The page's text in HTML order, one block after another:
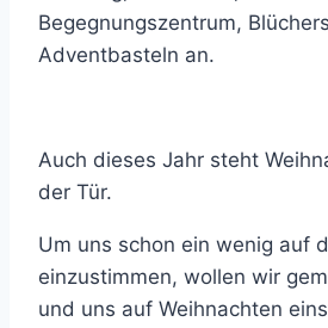
Begegnungszentrum,
Adventbasteln an.
Auch dieses Jahr steht
der Tür.
Um uns schon ein wenig auf
einzustimmen, wollen wir
und uns auf Weihnachten